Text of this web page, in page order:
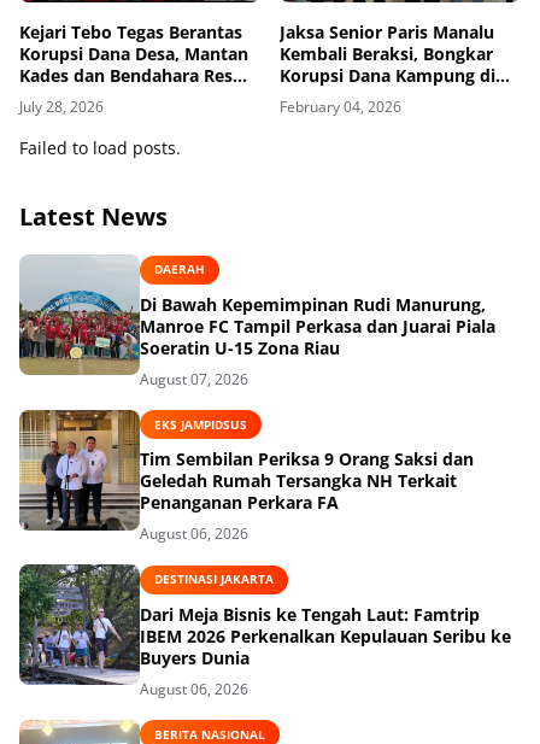
Kejari Tebo Tegas Berantas
Korupsi Dana Desa, Mantan
Kades dan Bendahara Resmi
Jadi Tersangka
July 28, 2026
Jaksa Senior Paris Manalu
Kembali Beraksi, Bongkar
Korupsi Dana Kampung di
Papua Selatan
February 04, 2026
Failed to load posts.
Latest News
DAERAH
Di Bawah Kepemimpinan Rudi Manurung,
Manroe FC Tampil Perkasa dan Juarai Piala
Soeratin U-15 Zona Riau
August 07, 2026
EKS JAMPIDSUS
Tim Sembilan Periksa 9 Orang Saksi dan
Geledah Rumah Tersangka NH Terkait
Penanganan Perkara FA
August 06, 2026
DESTINASI JAKARTA
Dari Meja Bisnis ke Tengah Laut: Famtrip
IBEM 2026 Perkenalkan Kepulauan Seribu ke
Buyers Dunia
August 06, 2026
BERITA NASIONAL